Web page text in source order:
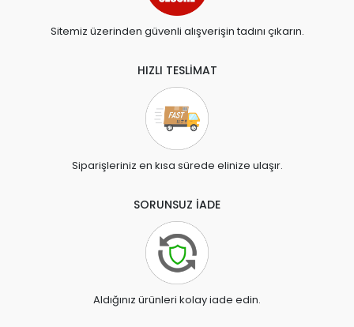
Sitemiz üzerinden güvenli alışverişin tadını çıkarın.
HIZLI TESLİMAT
Siparişleriniz en kısa sürede elinize ulaşır.
SORUNSUZ İADE
Aldığınız ürünleri kolay iade edin.